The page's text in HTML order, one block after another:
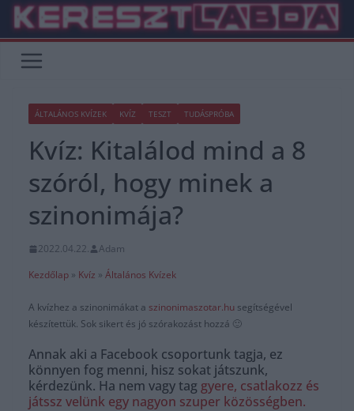
Skip
content
ÁLTALÁNOS KVÍZEK KVÍZ TESZT TUDÁSPRÓBA
Kvíz: Kitalálod mind a 8
szóról, hogy minek a
szinonimája?
2022.04.22.
Adam
Kezdőlap » Kvíz » Általános Kvízek
A kvízhez a szinonimákat a szinonimaszotar.hu segítségével
készítettük. Sok sikert és jó szórakozást hozzá 🙂
Annak aki a Facebook csoportunk tagja, ez
könnyen fog menni, hisz sokat játszunk,
kérdezünk. Ha nem vagy tag gyere, csatlakozz és
játssz velünk egy nagyon szuper közösségben.